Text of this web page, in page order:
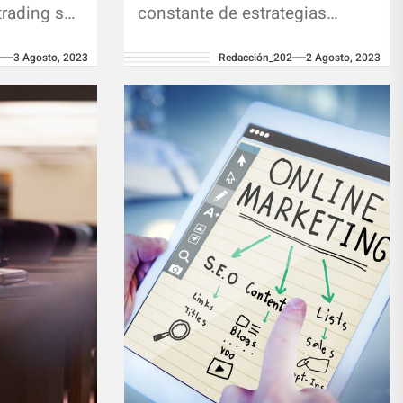
se
entre los
3 Agosto, 2023
constante de estrategias
ganancias es una tarea
imprescindible. Con el auge
del comercio digital,...
Redacción_202 2 Agosto, 2023